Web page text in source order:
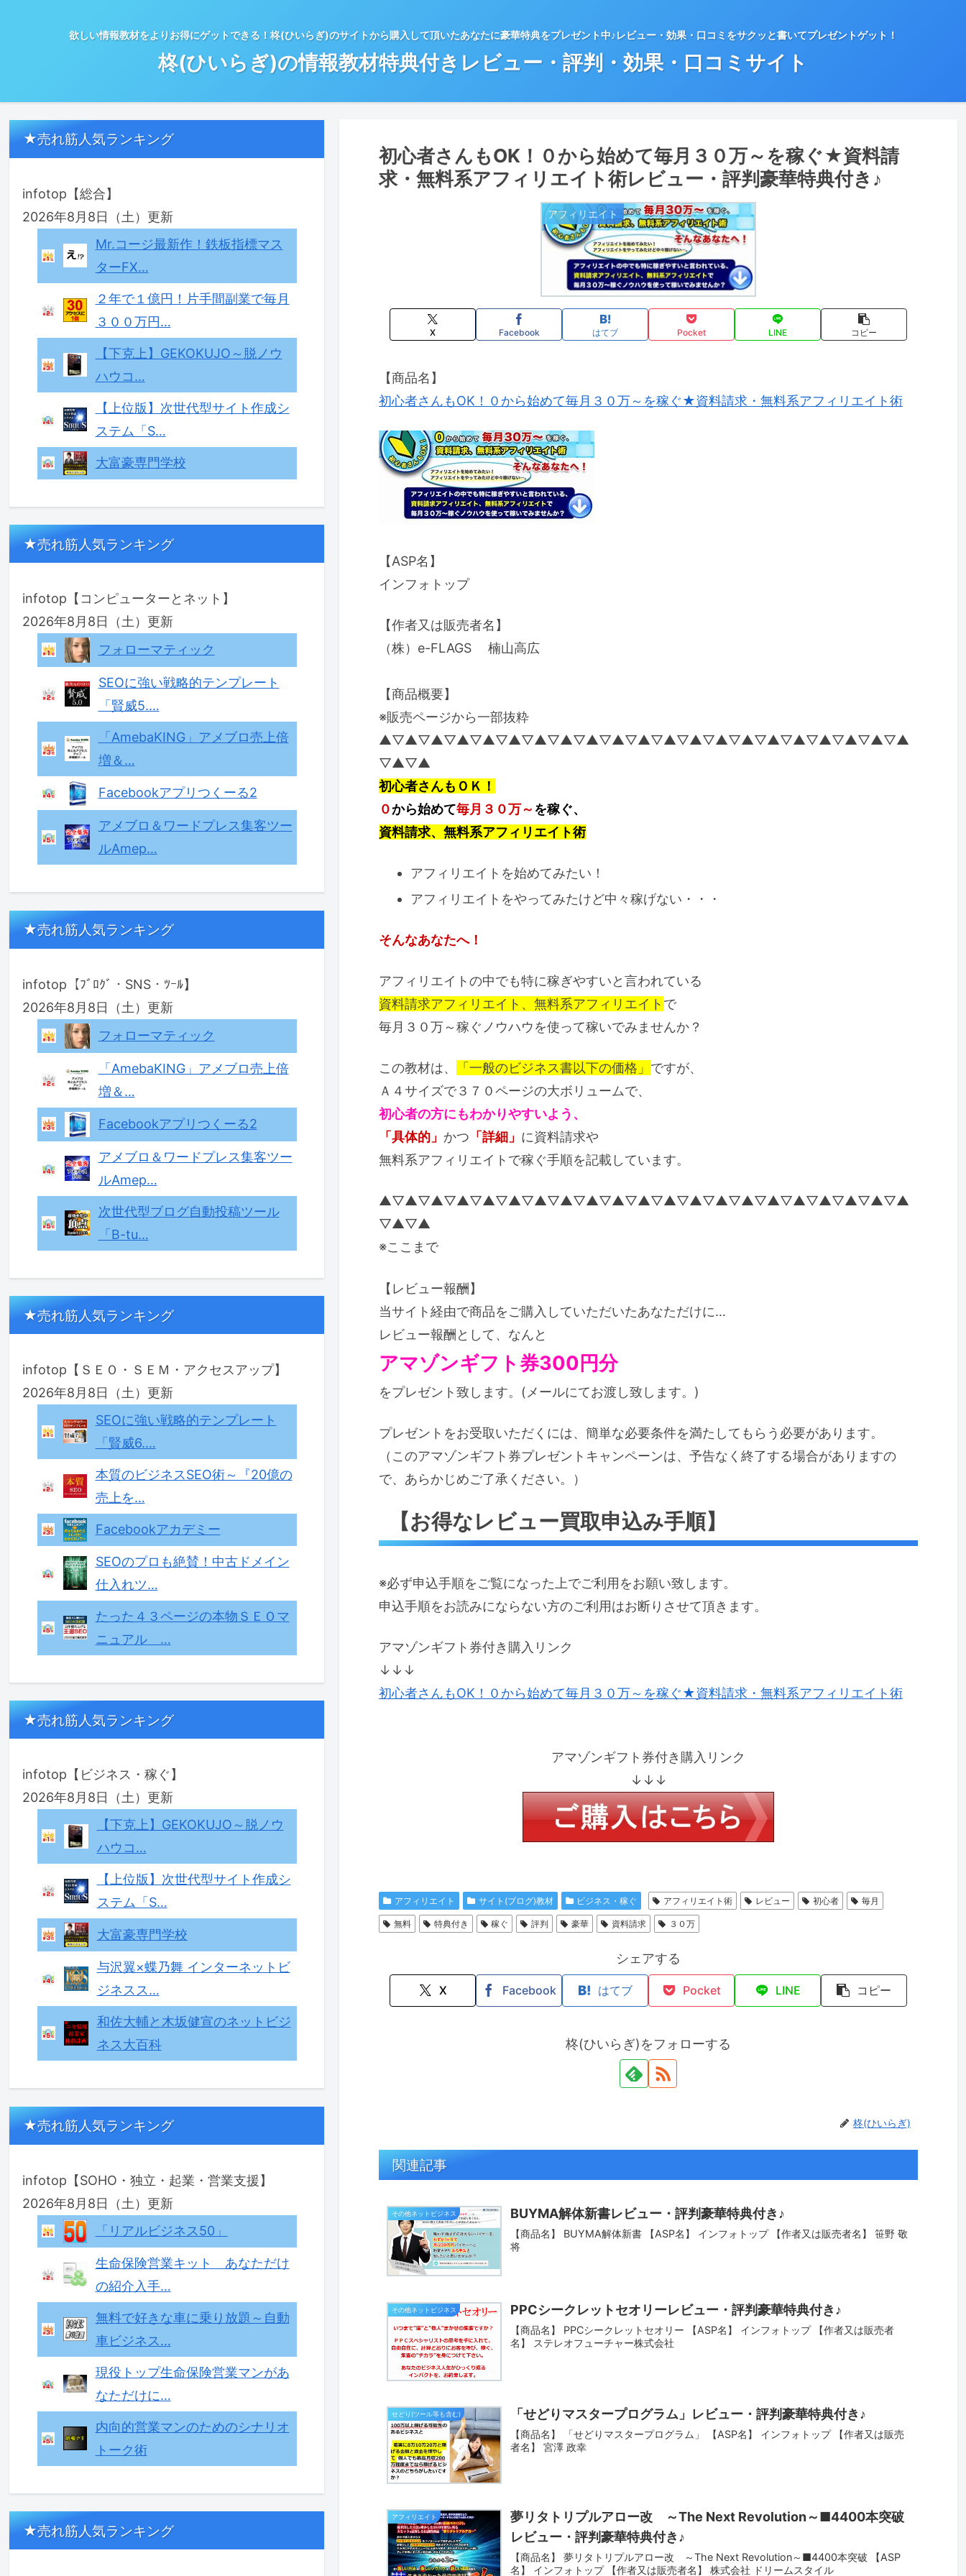
欲しい情報教材をよりお得にゲットできる！柊(ひいらぎ)のサイトから購入して頂いたあなたに豪華特典をプレゼント中♪レビュー・効果・口コミをサクッと書いてプレゼントゲット！
柊(ひいらぎ)の情報教材特典付きレビュー・評判・効果・口コミサイト
初心者さんもOK！０から始めて毎月３０万～を稼ぐ★資料請
求・無料系アフィリエイト術レビュー・評判豪華特典付き♪
アフィリエイト
X Facebook はてブ Pocket LINE コピー
【商品名】
初心者さんもOK！０から始めて毎月３０万～を稼ぐ★資料請求・無料系アフィリエイト術
【ASP名】
インフォトップ
【作者又は販売者名】
（株）e-FLAGS 楠山高広
【商品概要】
※販売ページから一部抜粋
▲▽▲▽▲▽▲▽▲▽▲▽▲▽▲▽▲▽▲▽▲▽▲▽▲▽▲▽▲▽▲▽▲▽▲▽▲▽▲▽▲
▽▲▽▲
初心者さんもＯＫ！
０から始めて毎月３０万～を稼ぐ、
資料請求、無料系アフィリエイト術
アフィリエイトを始めてみたい！
アフィリエイトをやってみたけど中々稼げない・・・
そんなあなたへ！
アフィリエイトの中でも特に稼ぎやすいと言われている
資料請求アフィリエイト、無料系アフィリエイト で
毎月３０万～稼ぐノウハウを使って稼いでみませんか？
この教材は、 「一般のビジネス書以下の価格」 ですが、
Ａ４サイズで３７０ページの大ボリュームで、
初心者の方にもわかりやすいよう、
「具体的」 かつ 「詳細」 に資料請求や
無料系アフィリエイトで稼ぐ手順を記載しています。
▲▽▲▽▲▽▲▽▲▽▲▽▲▽▲▽▲▽▲▽▲▽▲▽▲▽▲▽▲▽▲▽▲▽▲▽▲▽▲▽▲
▽▲▽▲
※ここまで
【レビュー報酬】
当サイト経由で商品をご購入していただいたあなただけに…
レビュー報酬として、なんと
アマゾンギフト券300円分
をプレゼント致します。(メールにてお渡し致します。)
プレゼントをお受取いただくには、簡単な必要条件を満たしてもらう必要があります。
（このアマゾンギフト券プレゼントキャンペーンは、予告なく終了する場合がありますの
で、あらかじめご了承ください。）
【お得なレビュー買取申込み手順】
※必ず申込手順をご覧になった上でご利用をお願い致します。
申込手順をお読みにならない方のご利用はお断りさせて頂きます。
アマゾンギフト券付き購入リンク
↓↓↓
初心者さんもOK！０から始めて毎月３０万～を稼ぐ★資料請求・無料系アフィリエイト術
アマゾンギフト券付き購入リンク
↓↓↓
アフィリエイト サイト(ブログ)教材 ビジネス・稼ぐ アフィリエイト術 レビュー 初心者 毎月
無料 特典付き 稼ぐ 評判 豪華 資料請求 ３０万
シェアする
X Facebook はてブ Pocket LINE コピー
柊(ひいらぎ)をフォローする
柊(ひいらぎ)
関連記事
その他ネットビジネス BUYMA解体新書レビュー・評判豪華特典付き♪
【商品名】 BUYMA解体新書 【ASP名】 インフォトップ 【作者又は販売者名】 笹野 敬
将
その他ネットビジネス PPCシークレットセオリーレビュー・評判豪華特典付き♪
【商品名】 PPCシークレットセオリー 【ASP名】 インフォトップ 【作者又は販売者
名】 ステレオフューチャー株式会社
せどり(ツール等も含む) 「せどりマスタープログラム」レビュー・評判豪華特典付き♪
【商品名】 「せどりマスタープログラム」 【ASP名】 インフォトップ 【作者又は販売
者名】 宮澤 政幸
アフィリエイト
夢リタトリプルアロー改 ～The Next Revolution～■4400本突破
レビュー・評判豪華特典付き♪
【商品名】 夢リタトリプルアロー改 ～The Next Revolution～■4400本突破 【ASP
名】 インフォトップ 【作者又は販売者名】 株式会社 ドリームスタイル
★売れ筋人気ランキング
infotop【総合】
2026年8月8日（土）更新
Mr.コージ最新作！鉄板指標マス
ターFX…
２年で１億円！片手間副業で毎月
３００万円…
【下克上】GEKOKUJO～脱ノウ
ハウコ…
【上位版】次世代型サイト作成シ
ステム「S…
大富豪専門学校
★売れ筋人気ランキング
infotop【コンピューターとネット】
2026年8月8日（土）更新
フォローマティック
SEOに強い戦略的テンプレート
「賢威5.…
「AmebaKING」アメブロ売上倍
増＆…
Facebookアプリつくーる2
アメブロ＆ワードプレス集客ツー
ルAmep…
★売れ筋人気ランキング
infotop【ﾌﾞﾛｸﾞ・SNS・ﾂｰﾙ】
2026年8月8日（土）更新
フォローマティック
「AmebaKING」アメブロ売上倍
増＆…
Facebookアプリつくーる2
アメブロ＆ワードプレス集客ツー
ルAmep…
次世代型ブログ自動投稿ツール
「B-tu…
★売れ筋人気ランキング
infotop【ＳＥＯ・ＳＥＭ・アクセスアップ】
2026年8月8日（土）更新
SEOに強い戦略的テンプレート
「賢威6.…
本質のビジネスSEO術～『20億の
売上を…
Facebookアカデミー
SEOのプロも絶賛！中古ドメイン
仕入れツ…
たった４３ページの本物ＳＥＯマ
ニュアル …
★売れ筋人気ランキング
infotop【ビジネス・稼ぐ】
2026年8月8日（土）更新
【下克上】GEKOKUJO～脱ノウ
ハウコ…
【上位版】次世代型サイト作成シ
ステム「S…
大富豪専門学校
与沢翼×蝶乃舞 インターネットビ
ジネスス…
和佐大輔と木坂健宣のネットビジ
ネス大百科
★売れ筋人気ランキング
infotop【SOHO・独立・起業・営業支援】
2026年8月8日（土）更新
「リアルビジネス50」
生命保険営業キット あなただけ
の紹介入手…
無料で好きな車に乗り放題～自動
車ビジネス…
現役トップ生命保険営業マンがあ
なただけに…
内向的営業マンのためのシナリオ
トーク術
★売れ筋人気ランキング